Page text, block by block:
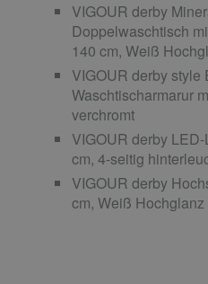
VIGOUR derby
Doppelwaschtisch
140 cm, Weiß
VIGOUR derby style
Waschtischarmarur
verchromt
VIGOUR derby
cm, 4-seitig
VIGOUR derby
cm, Weiß Hochglanz